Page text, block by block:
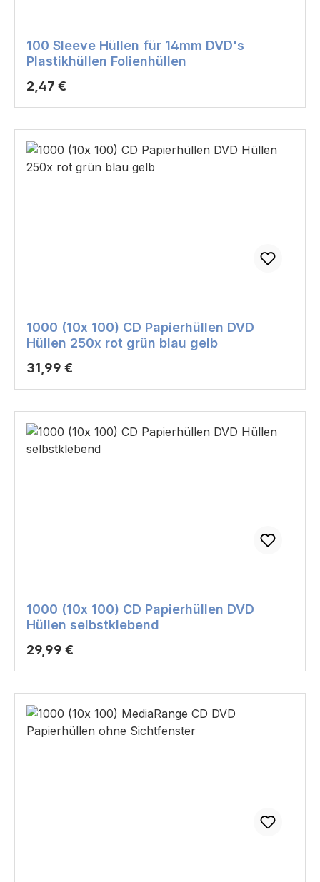
100 Sleeve Hüllen für 14mm DVD's
Plastikhüllen Folienhüllen
Regulärer Preis:
2,47 €
1000 (10x 100) CD Papierhüllen DVD
Hüllen 250x rot grün blau gelb
Regulärer Preis:
31,99 €
1000 (10x 100) CD Papierhüllen DVD
Hüllen selbstklebend
Regulärer Preis:
29,99 €